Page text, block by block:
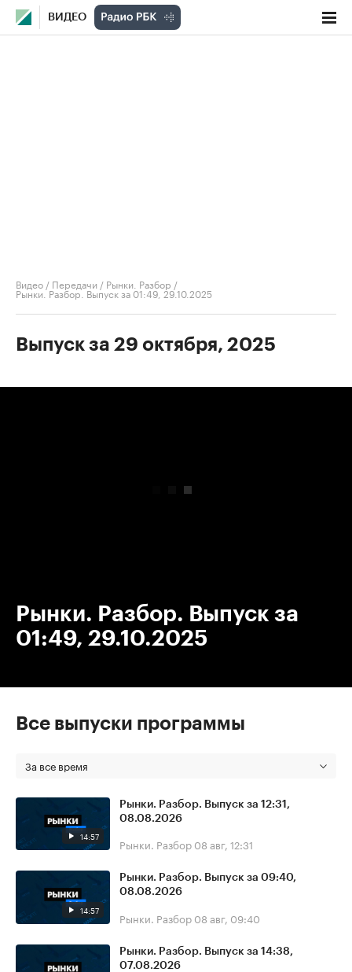
ВИДЕО
Видео / Передачи / Рынки. Разбор /
Рынки. Разбор. Выпуск за 01:49, 29.10.2025
Выпуск за 29 октября, 2025
Рынки. Разбор. Выпуск за
01:49, 29.10.2025
Все выпуски программы
За все время
14:57
Рынки. Разбор. Выпуск за 12:31,
08.08.2026
Рынки. Разбор 08 авг, 12:31
14:57
Рынки. Разбор. Выпуск за 09:40,
08.08.2026
Рынки. Разбор 08 авг, 09:40
Рынки. Разбор. Выпуск за 14:38,
07.08.2026